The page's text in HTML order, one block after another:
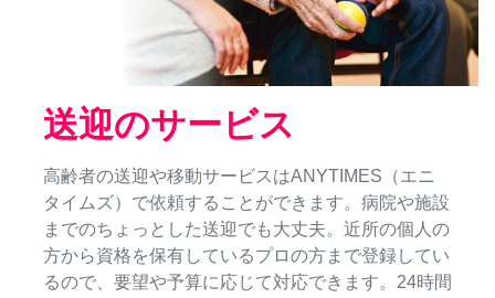
送迎のサービス
高齢者の送迎や移動サービスはANYTIMES（エニ
タイムズ）で依頼することができます。病院や施設
までのちょっとした送迎でも大丈夫。近所の個人の
方から資格を保有しているプロの方まで登録してい
るので、要望や予算に応じて対応できます。24時間